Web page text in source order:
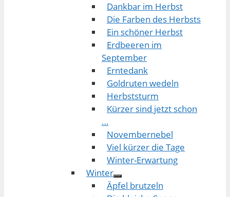
Dankbar im Herbst
Die Farben des Herbsts
Ein schöner Herbst
Erdbeeren im
September
Erntedank
Goldruten wedeln
Herbststurm
Kürzer sind jetzt schon
…
Novembernebel
Viel kürzer die Tage
Winter-Erwartung
Winter
Äpfel brutzeln